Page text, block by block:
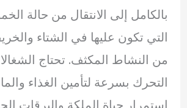
بالكامل إلى الانتقال من حالة
التي تكون عليها في الشتاء
من النشاط المكثف. تحتاج
التحرك بسرعة لتأمين الغذاء
استمرار حياة الملكة واليرقات